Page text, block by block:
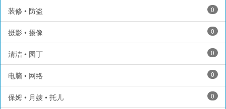
装修 • 防盗 0
摄影 • 摄像 0
清洁 • 园丁 0
电脑 • 网络 0
保姆 • 月嫂 • 托儿 0